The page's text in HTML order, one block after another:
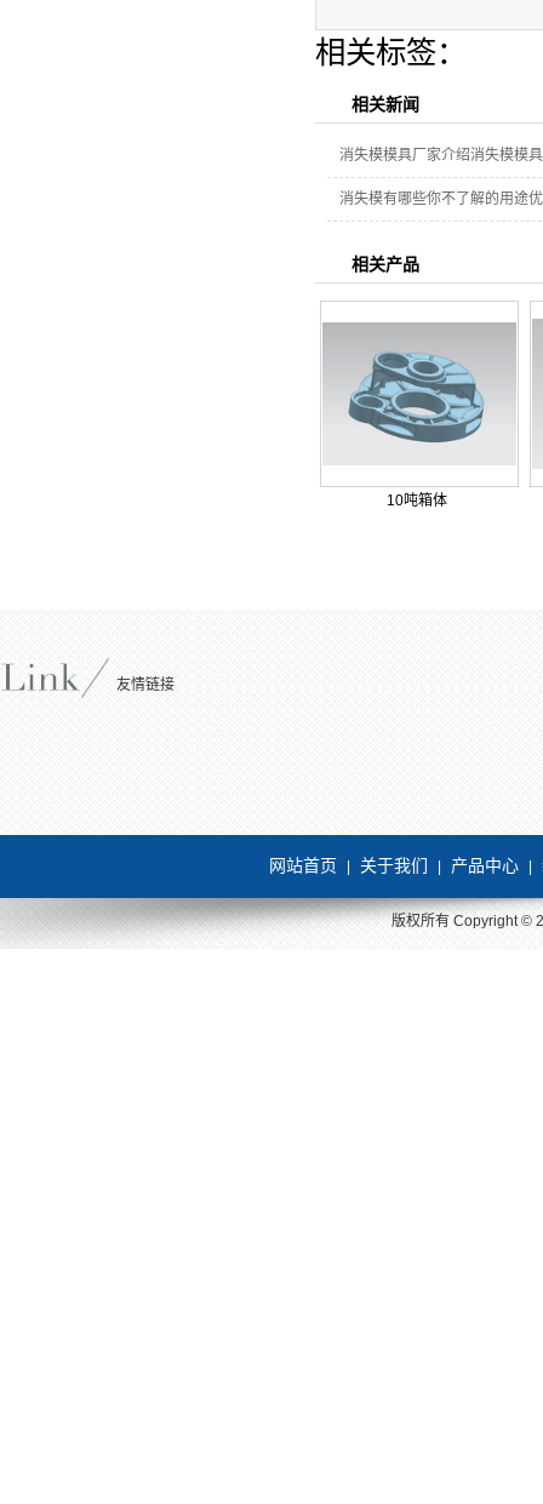
相关标签：
相关新闻
消失模模具厂家介绍消失模模
消失模有哪些你不了解的用途
相关产品
10吨箱体
友情链接
网站首页 关于我们 产品中心
版权所有 Copyright ©